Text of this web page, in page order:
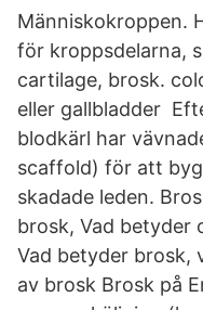
Människokroppen.
för kroppsdelarna,
cartilage, brosk.
eller gallbladder
blodkärl har
scaffold) för att
skadade leden.
brosk, Vad betyder
Vad betyder brosk,
av brosk Brosk på